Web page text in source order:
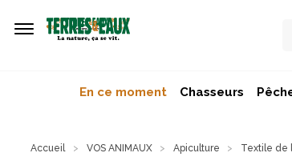
En ce moment Chasseurs
Accueil VOS ANIMAUX Apiculture Textile de